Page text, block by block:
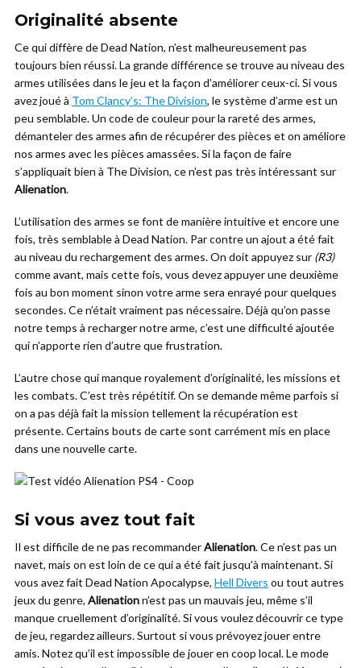
Originalité absente
Ce qui diffère de Dead Nation, n’est malheureusement pas
toujours bien réussi. La grande différence se trouve au niveau des
armes utilisées dans le jeu et la façon d’améliorer ceux-ci. Si vous
avez joué à Tom Clancy’s: The Division, le système d’arme est un
peu semblable. Un code de couleur pour la rareté des armes,
démanteler des armes afin de récupérer des pièces et on améliore
nos armes avec les pièces amassées. Si la façon de faire
s’appliquait bien à The Division, ce n’est pas très intéressant sur
Alienation.
L’utilisation des armes se font de manière intuitive et encore une
fois, très semblable à Dead Nation. Par contre un ajout a été fait
au niveau du rechargement des armes. On doit appuyez sur (R3)
comme avant, mais cette fois, vous devez appuyer une deuxième
fois au bon moment sinon votre arme sera enrayé pour quelques
secondes. Ce n’était vraiment pas nécessaire. Déjà qu’on passe
notre temps à recharger notre arme, c’est une difficulté ajoutée
qui n’apporte rien d’autre que frustration.
L’autre chose qui manque royalement d’originalité, les missions et
les combats. C’est très répétitif. On se demande même parfois si
on a pas déjà fait la mission tellement la récupération est
présente. Certains bouts de carte sont carrément mis en place
dans une nouvelle carte.
Si vous avez tout fait
Il est difficile de ne pas recommanderAlienation. Ce n’est pas un
navet, mais on est loin de ce qui a été fait jusqu’à maintenant. Si
vous avez fait Dead Nation Apocalypse, Hell Divers ou tout autres
jeux du genre, Alienationn’est pas un mauvais jeu, même s’il
manque cruellement d’originalité. Si vous voulez découvrir ce type
de jeu, regardez ailleurs. Surtout si vous prévoyez jouer entre
amis. Notez qu’il est impossible de jouer en coop local. Le mode